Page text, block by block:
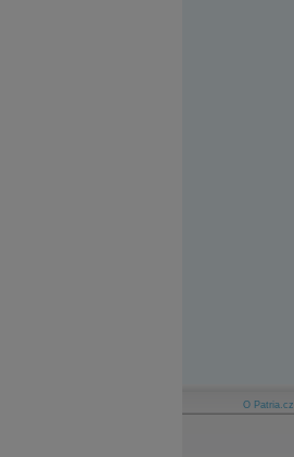
Databanka - Ceny
O Patria.cz